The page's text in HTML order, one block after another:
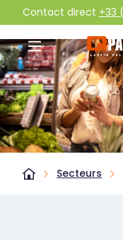
Contact direct +33
Secteurs